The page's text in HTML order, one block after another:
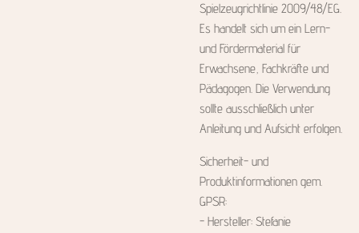
Spielzeugrichtlinie 2009/48/EG.
Es handelt sich um ein Lern-
und Fördermaterial für
Erwachsene, Fachkräfte und
Pädagogen. Die Verwendung
sollte ausschließlich unter
Anleitung und Aufsicht erfolgen.
Sicherheit- und
Produktinformationen gem.
GPSR:
- Hersteller: Stefanie